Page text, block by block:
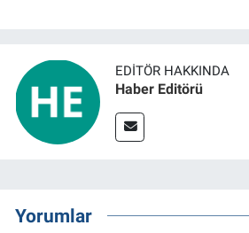
EDITÖR HAKKINDA
Haber Editörü
Yorumlar